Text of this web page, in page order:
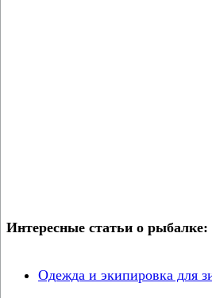
Интересные статьи о рыбалке:
Одежда и экипировка для